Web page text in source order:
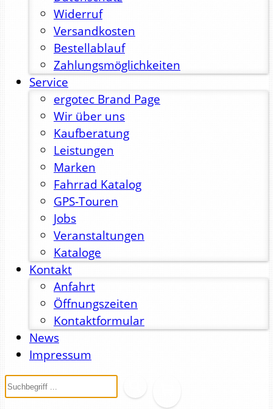
Widerruf
Versandkosten
Bestellablauf
Zahlungsmöglichkeiten
Service
ergotec Brand Page
Wir über uns
Kaufberatung
Leistungen
Marken
Fahrrad Katalog
GPS-Touren
Jobs
Veranstaltungen
Kataloge
Kontakt
Anfahrt
Öffnungszeiten
Kontaktformular
News
Impressum